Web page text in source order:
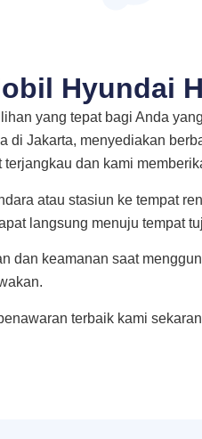
Hyundai
yang tepat bagi Anda
di Jakarta, menyediakan
dan kami
atau stasiun ke tempat
langsung menuju tempat
dan keamanan saat
terbaik kami